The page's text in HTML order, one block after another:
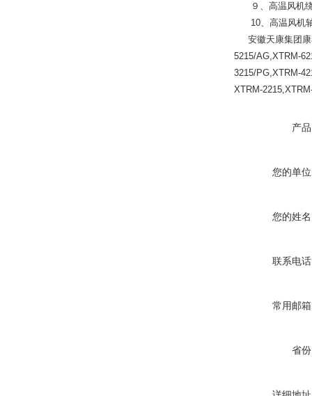
９、高温风机
10、高温风机
安徽天康集团康
5215/AG,XTRM-
3215/PG,XTRM-
XTRM-
产
您的单
您的姓
联系电
常用邮
省